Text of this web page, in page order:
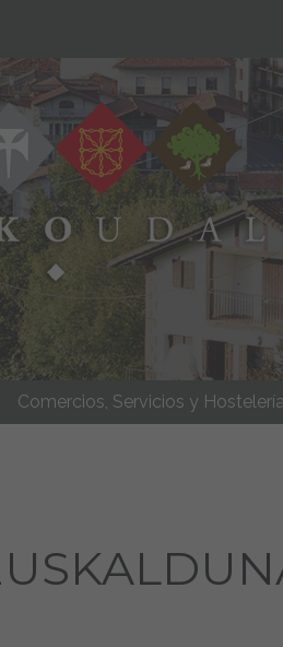
Comercios, Servicios y Hostelería